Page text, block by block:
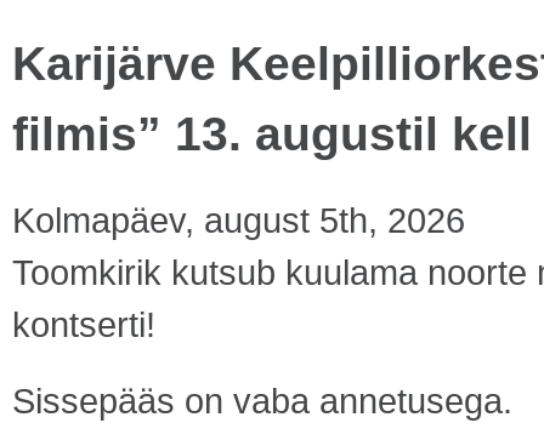
Karijärve
filmis” 13. augustil kell
Kolmapäev, august 5th, 2026
Toomkirik kutsub kuulama
kontserti!
Sissepääs on vaba annetusega.